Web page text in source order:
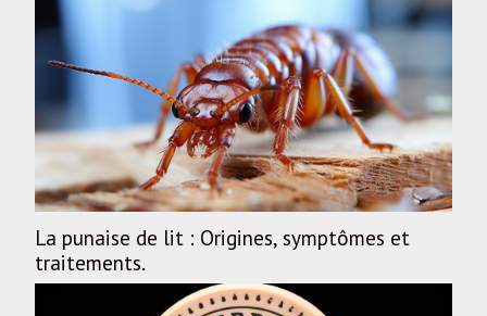
La punaise de lit : Origines, symptômes et
traitements.